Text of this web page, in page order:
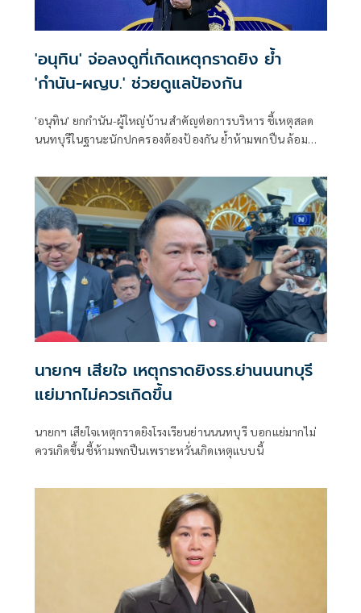
'อนุทิน' จ่อลงดูที่เกิดเหตุกราดยิง ย้ำ
'กำนัน-ผญบ.' ช่วยดูแลป้องกัน
'อนุทิน' ยกกำนัน-ผู้ใหญ่บ้าน สำคัญต่อการบริหาร ชี้เหตุสลด
นนทบุรีในฐานะนักปกครองต้องป้องกัน ย้ำห้ามพกปืน ล้อม
ที่เกิดเหตุ
นายกฯ เสียใจ เหตุกราดยิงรร.ย่านนนทบุรี
แย่มากไม่ควรเกิดขึ้น
นายกฯ เสียใจเหตุกราดยิงโรงเรียนย่านนนทบุรี บอกแย่มากไม่
ควรเกิดขึ้น ชี้ห้ามพกปืนเพราะหวั่นเกิดเหตุแบบนี้